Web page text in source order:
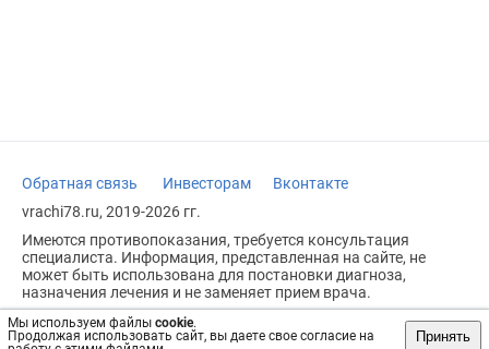
Мы используем файлы cookie.
Продолжая использовать сайт, вы даете свое согласие на
Принять
Обратная связь Инвесторам
Вконтакте
vrachi78.ru, 2019-2026 гг.
Имеются противопоказания, требуется консультация
специалиста. Информация, представленная на сайте, не
может быть использована для постановки диагноза,
назначения лечения и не заменяет прием врача.
Возрастное ограничение: 18+